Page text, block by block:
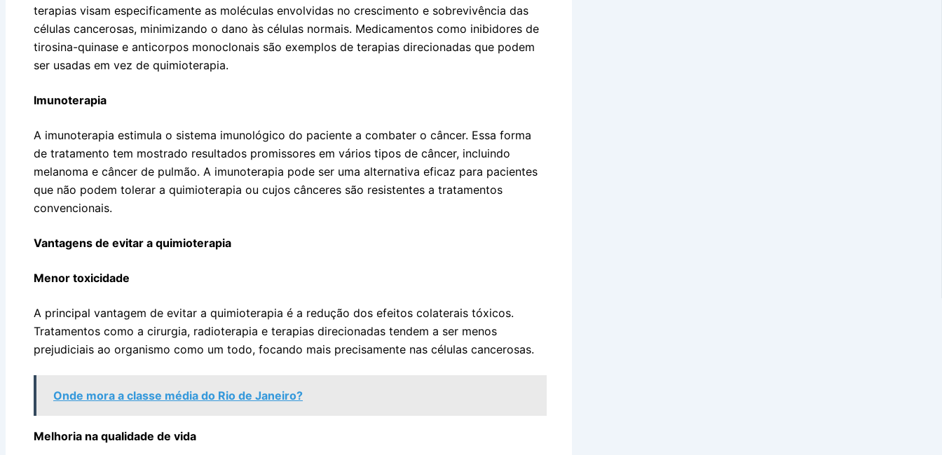
terapias visam especificamente as moléculas envolvidas no crescimento e sobrevivência das
células cancerosas, minimizando o dano às células normais. Medicamentos como inibidores de
tirosina-quinase e anticorpos monoclonais são exemplos de terapias direcionadas que podem
ser usadas em vez de quimioterapia.
Imunoterapia
A imunoterapia estimula o sistema imunológico do paciente a combater o câncer. Essa forma
de tratamento tem mostrado resultados promissores em vários tipos de câncer, incluindo
melanoma e câncer de pulmão. A imunoterapia pode ser uma alternativa eficaz para pacientes
que não podem tolerar a quimioterapia ou cujos cânceres são resistentes a tratamentos
convencionais.
Vantagens de evitar a quimioterapia
Menor toxicidade
A principal vantagem de evitar a quimioterapia é a redução dos efeitos colaterais tóxicos.
Tratamentos como a cirurgia, radioterapia e terapias direcionadas tendem a ser menos
prejudiciais ao organismo como um todo, focando mais precisamente nas células cancerosas.
Onde mora a classe média do Rio de Janeiro?
Melhoria na qualidade de vida